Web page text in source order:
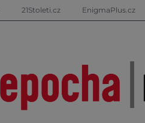
21Stoleti.cz EnigmaPlus.cz